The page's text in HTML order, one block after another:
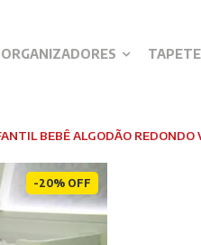
ORGANIZADORES
BEBÊ ALGODÃO
-20% OFF